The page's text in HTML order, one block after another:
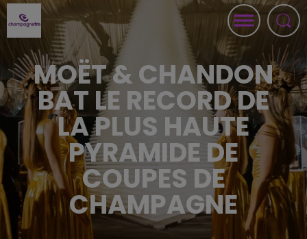
MOËT & CHANDON
BAT LE RECORD DE
LA PLUS HAUTE
PYRAMIDE DE
COUPES DE
CHAMPAGNE